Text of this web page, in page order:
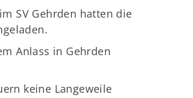
SV Gehrden hatten die
Anlass in Gehrden
keine Langeweile